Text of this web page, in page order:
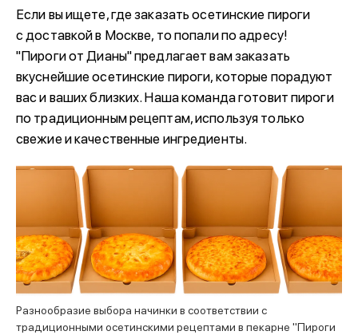
Если вы ищете, где заказать осетинские пироги
с доставкой в Москве, то попали по адресу!
"Пироги от Дианы" предлагает вам заказать
вкуснейшие осетинские пироги, которые порадуют
вас и ваших близких. Наша команда готовит пироги
по традиционным рецептам, используя только
свежие и качественные ингредиенты.
Разнообразие выбора начинки в соответствии с
традиционными осетинскими рецептами в пекарне "Пироги